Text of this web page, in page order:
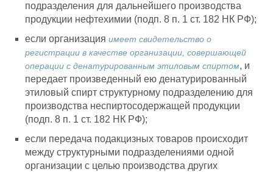
подразделения для дальнейшего производства
продукции нефтехимии (подп. 8 п. 1 ст. 182 НК РФ);
если организация имеет свидетельство о
регистрации в качестве организации, совершающей
операции с денатурированным этиловым спиртом, и
передает произведенный ею денатурированный
этиловый спирт структурному подразделению для
производства неспиртосодержащей продукции
(подп. 8 п. 1 ст. 182 НК РФ);
если передача подакцизных товаров происходит
между структурными подразделениями одной
организации с целью производства других